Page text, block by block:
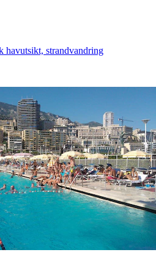
havutsikt, strandvandring